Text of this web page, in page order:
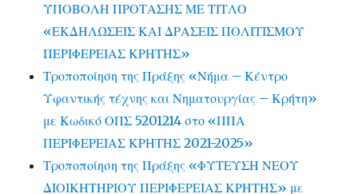
ΥΠΟΒΟΛΗ ΠΡΟΤΑΣΗΣ ΜΕ ΤΙΤΛΟ
«ΕΚΔΗΛΩΣΕΙΣ ΚΑΙ ΔΡΑΣΕΙΣ ΠΟΛΙΤΙΣΜΟΥ
ΠΕΡΙΦΕΡΕΙΑΣ ΚΡΗΤΗΣ»
Τροποποίηση της Πράξης «Νήμα – Κέντρο
Υφαντικής τέχνης και Νηματουργίας – Κρήτη»
με Κωδικό ΟΠΣ 5201214 στο «ΠΠΑ
ΠΕΡΙΦΕΡΕΙΑΣ ΚΡΗΤΗΣ 2021-2025»
Τροποποίηση της Πράξης «ΦΥΤΕΥΣΗ ΝΕΟΥ
ΔΙΟΙΚΗΤΗΡΙΟΥ ΠΕΡΙΦΕΡΕΙΑΣ ΚΡΗΤΗΣ» με